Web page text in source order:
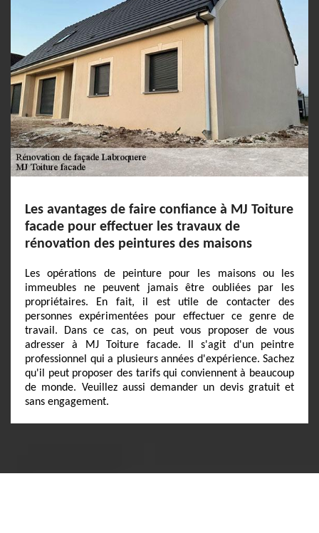
Les avantages de faire confiance à MJ Toiture
facade pour effectuer les travaux de
rénovation des peintures des maisons
Les opérations de peinture pour les maisons ou les
immeubles ne peuvent jamais être oubliées par les
propriétaires. En fait, il est utile de contacter des
personnes expérimentées pour effectuer ce genre de
travail. Dans ce cas, on peut vous proposer de vous
adresser à MJ Toiture facade. Il s'agit d'un peintre
professionnel qui a plusieurs années d'expérience. Sachez
qu'il peut proposer des tarifs qui conviennent à beaucoup
de monde. Veuillez aussi demander un devis gratuit et
sans engagement.